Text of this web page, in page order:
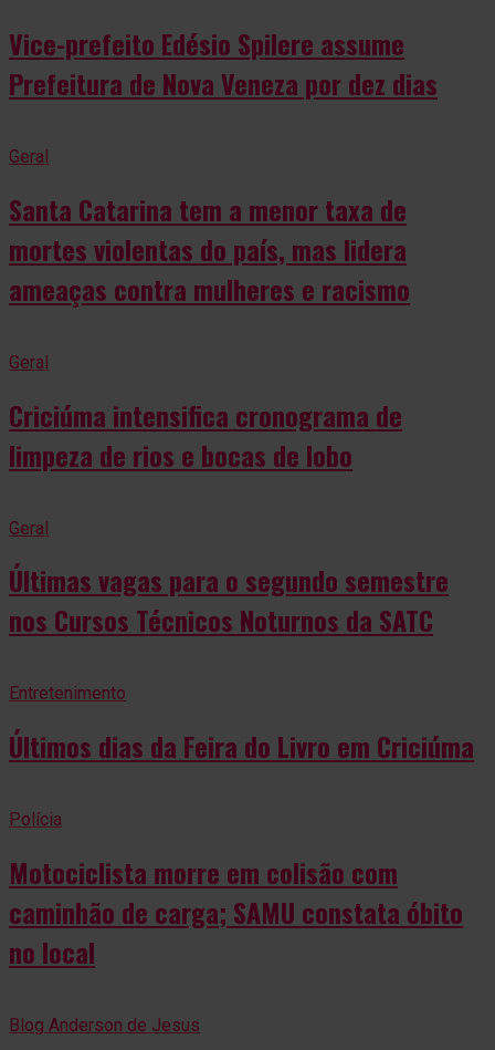
Vice-prefeito Edésio Spilere assume
Prefeitura de Nova Veneza por dez dias
Geral
Santa Catarina tem a menor taxa de
mortes violentas do país, mas lidera
ameaças contra mulheres e racismo
Geral
Criciúma intensifica cronograma de
limpeza de rios e bocas de lobo
Geral
Últimas vagas para o segundo semestre
nos Cursos Técnicos Noturnos da SATC
Entretenimento
Últimos dias da Feira do Livro em Criciúma
Polícia
Motociclista morre em colisão com
caminhão de carga; SAMU constata óbito
no local
Blog Anderson de Jesus